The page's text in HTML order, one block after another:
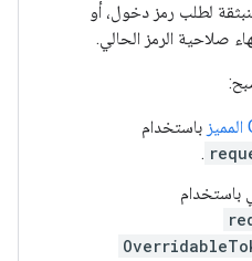
لطلب رمز دخول، أو
صلاحية الرمز الحالي.
باستخدام
.
باستخدام